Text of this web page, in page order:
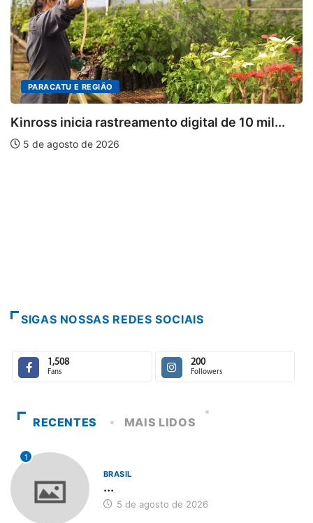
PARACATU E REGIÃO
Kinross inicia rastreamento digital de 10 mil...
5 de agosto de 2026
SIGAS NOSSAS REDES SOCIAIS
1,508
Fans
200
Followers
RECENTES MAIS LIDOS
1
BRASIL
...
5 de agosto de 2026